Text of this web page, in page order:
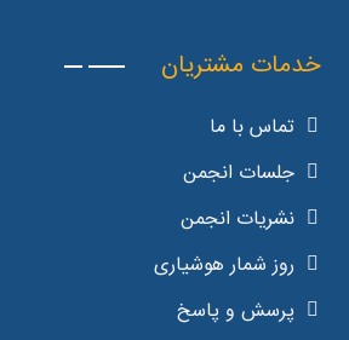
خدمات مشتریان
تماس با ما
جلسات انجمن
نشریات انجمن
روز شمار هوشیاری
پرسش و پاسخ